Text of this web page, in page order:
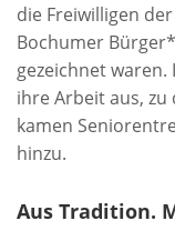
die Freiwilligen
Bochumer
gezeichnet waren.
ihre Arbeit aus,
kamen
hinzu.
Aus Tradition.